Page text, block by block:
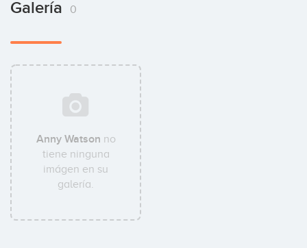
Galería 0
Anny Watson no
tiene ninguna
imágen en su
galería.